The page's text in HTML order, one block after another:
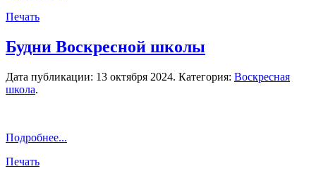
Печать
Будни Воскресной школы
Дата публикации: 13 октября 2024. Категория: Воскресная
школа.
Подробнее...
Печать